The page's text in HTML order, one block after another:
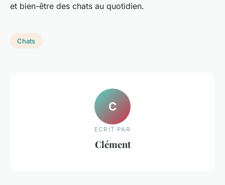
et bien-être des chats au quotidien.
Chats
C
ECRIT PAR
Clément